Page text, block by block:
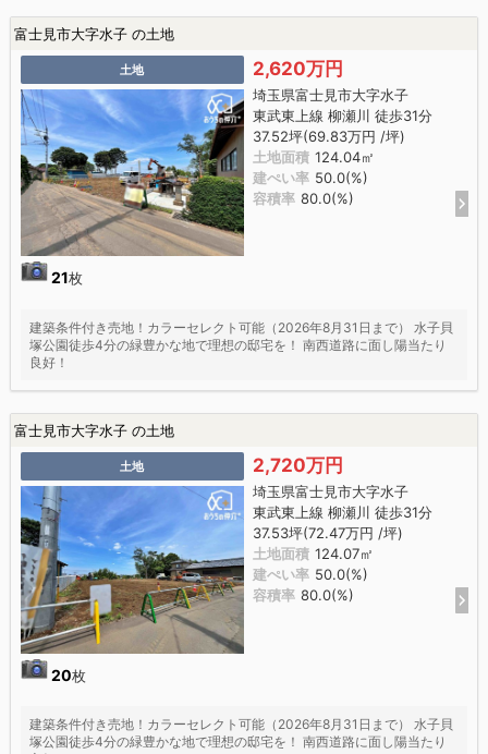
富士見市大字水子 の土地
土地
21枚
2,620万円
埼玉県富士見市大字水子
東武東上線 柳瀬川 徒歩31分
37.52坪(69.83万円 /坪)
土地面積 124.04㎡
建ぺい率 50.0(%)
容積率 80.0(%)
建築条件付き売地！カラーセレクト可能（2026年8月31日まで） 水子貝
塚公園徒歩4分の緑豊かな地で理想の邸宅を！ 南西道路に面し陽当たり
良好！
富士見市大字水子 の土地
土地
20枚
2,720万円
埼玉県富士見市大字水子
東武東上線 柳瀬川 徒歩31分
37.53坪(72.47万円 /坪)
土地面積 124.07㎡
建ぺい率 50.0(%)
容積率 80.0(%)
建築条件付き売地！カラーセレクト可能（2026年8月31日まで） 水子貝
塚公園徒歩4分の緑豊かな地で理想の邸宅を！ 南西道路に面し陽当たり